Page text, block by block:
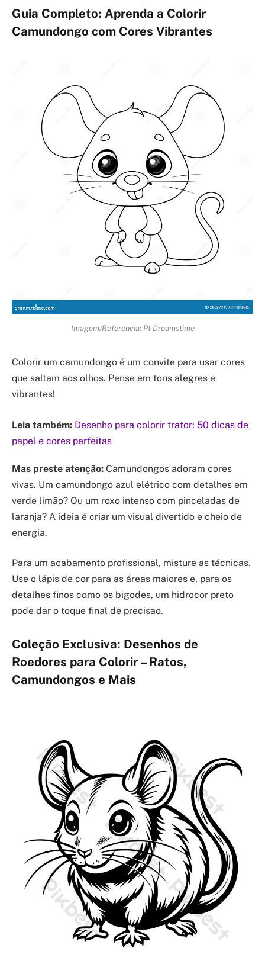
Guia Completo: Aprenda a Colorir
Camundongo com Cores Vibrantes
Imagem/Referência: Pt Dreamstime
Colorir um camundongo é um convite para usar cores
que saltam aos olhos. Pense em tons alegres e
vibrantes!
Leia também: Desenho para colorir trator: 50 dicas de
papel e cores perfeitas
Mas preste atenção: Camundongos adoram cores
vivas. Um camundongo azul elétrico com detalhes em
verde limão? Ou um roxo intenso com pinceladas de
laranja? A ideia é criar um visual divertido e cheio de
energia.
Para um acabamento profissional, misture as técnicas.
Use o lápis de cor para as áreas maiores e, para os
detalhes finos como os bigodes, um hidrocor preto
pode dar o toque final de precisão.
Coleção Exclusiva: Desenhos de
Roedores para Colorir – Ratos,
Camundongos e Mais